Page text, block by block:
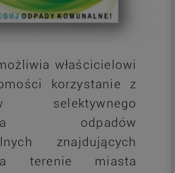
właścicielowi
korzystanie z
selektywnego
odpadów
znajdujących
terenie miasta